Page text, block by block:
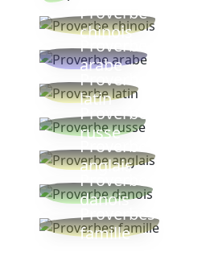
Proverbe
chinois
Proverbe
arabe
Proverbe
latin
Proverbe
russe
Proverbe
anglais
Proverbe
danois
Proverbes
famille